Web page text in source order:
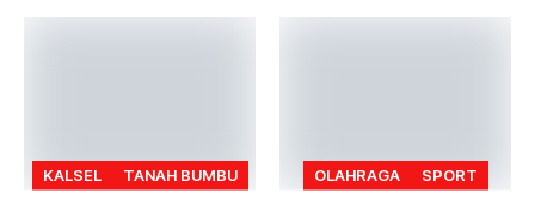
KALSEL TANAH BUMBU OLAHRAGA SPORT